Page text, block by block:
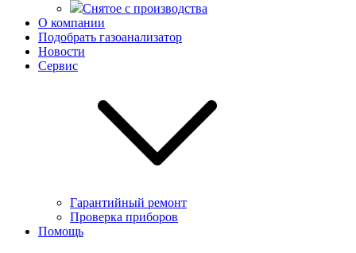
Снятое с производства
О компании
Подобрать газоанализатор
Новости
Сервис
Гарантийный ремонт
Проверка приборов
Помощь